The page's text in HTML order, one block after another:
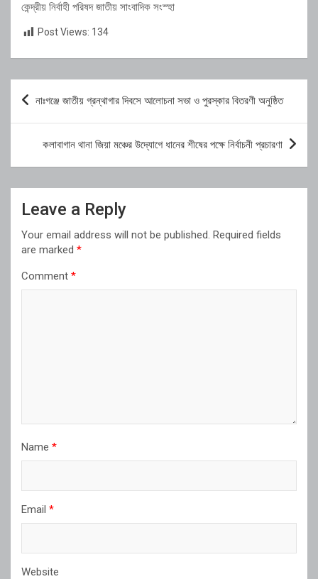
কেন্দ্রীয় নির্বাহী পরিষদ জাতীয় সাংবাদিক সংস্হা
Post Views: 134
Post
navigation
নাঃগঞ্জে জাতীয় গ্রন্থাগার দিবসে আলোচনা সভা ও পুরস্কার বিতরণী অনুষ্ঠিত
কলাবাগান থানা জিয়া মঞ্চের উদ্যোগে ধানের শীষের পক্ষে নির্বাচনী প্রচারণা
Leave a Reply
Your email address will not be published. Required fields
are marked *
Comment *
Name *
Email *
Website